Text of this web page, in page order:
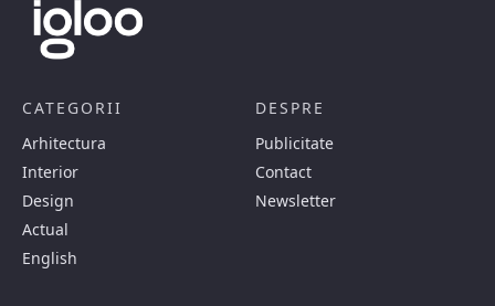
CATEGORII
Arhitectura
Interior
Design
Actual
English
DESPRE
Publicitate
Contact
Newsletter